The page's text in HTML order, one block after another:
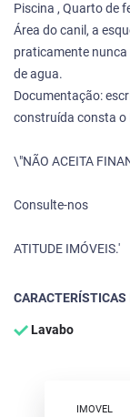
Piscina , Quarto de
Área do canil, a
praticamente
de agua.
Documentação:
construída consta o
\"NÃO ACEITA
Consulte-nos
ATITUDE IMÓVEIS.'
CARACTERÍSTICAS
Lavabo
IMOVEL